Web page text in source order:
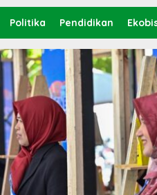
Politika Pendidikan